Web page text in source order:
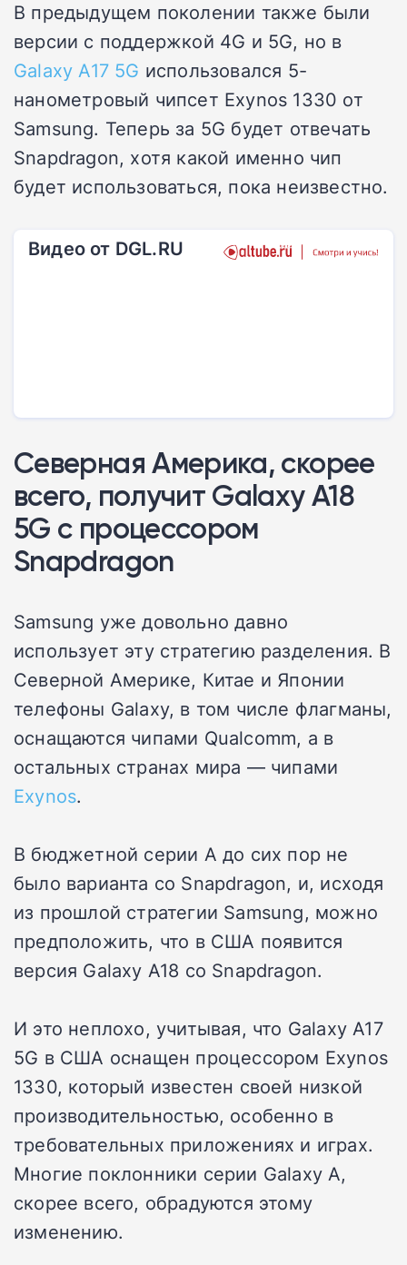
В предыдущем поколении также были
версии с поддержкой 4G и 5G, но в
Galaxy A17 5G использовался 5-
нанометровый чипсет Exynos 1330 от
Samsung. Теперь за 5G будет отвечать
Snapdragon, хотя какой именно чип
будет использоваться, пока неизвестно.
Видео от DGL.RU
Северная Америка, скорее
всего, получит Galaxy A18
5G с процессором
Snapdragon
Samsung уже довольно давно
использует эту стратегию разделения. В
Северной Америке, Китае и Японии
телефоны Galaxy, в том числе флагманы,
оснащаются чипами Qualcomm, а в
остальных странах мира — чипами
Exynos.
В бюджетной серии A до сих пор не
было варианта со Snapdragon, и, исходя
из прошлой стратегии Samsung, можно
предположить, что в США появится
версия Galaxy A18 со Snapdragon.
И это неплохо, учитывая, что Galaxy A17
5G в США оснащен процессором Exynos
1330, который известен своей низкой
производительностью, особенно в
требовательных приложениях и играх.
Многие поклонники серии Galaxy A,
скорее всего, обрадуются этому
изменению.